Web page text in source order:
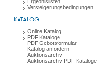
Ergebnislisten
Versteigerungsbedingungen
KATALOG
Online Katalog
PDF Kataloge
PDF Gebotsformular
Katalog anfordern
Auktionsarchiv
Auktionsarchiv PDF Kataloge